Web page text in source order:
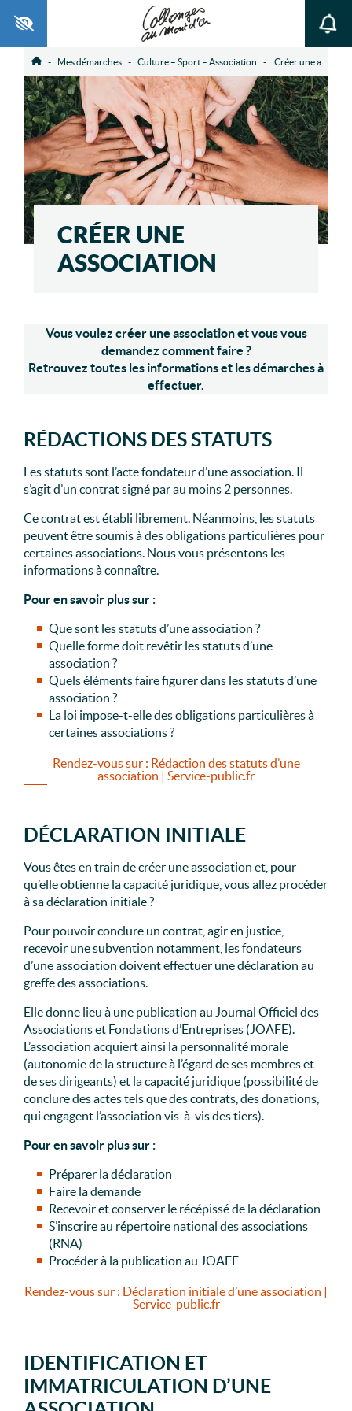
Mes démarches Culture – Sport – Association Créer une
CRÉER UNE
ASSOCIATION
Vous voulez créer une association et vous vous
demandez comment faire ?
Retrouvez toutes les informations et les démarches à
effectuer.
RÉDACTIONS DES STATUTS
Les statuts sont l’acte fondateur d’une association. Il
s’agit d’un contrat signé par au moins 2 personnes.
Ce contrat est établi librement. Néanmoins, les statuts
peuvent être soumis à des obligations particulières pour
certaines associations. Nous vous présentons les
informations à connaître.
Pour en savoir plus sur :
Que sont les statuts d’une association ?
Quelle forme doit revêtir les statuts d’une
association ?
Quels éléments faire figurer dans les statuts d’une
association ?
La loi impose-t-elle des obligations particulières à
certaines associations ?
Rendez-vous sur : Rédaction des statuts d’une
association | Service-public.fr
DÉCLARATION INITIALE
Vous êtes en train de créer une association et, pour
qu’elle obtienne la capacité juridique, vous allez procéder
à sa déclaration initiale ?
Pour pouvoir conclure un contrat, agir en justice,
recevoir une subvention notamment, les fondateurs
d’une association doivent effectuer une déclaration au
greffe des associations.
Elle donne lieu à une publication au Journal Officiel des
Associations et Fondations d’Entreprises (JOAFE).
L’association acquiert ainsi la personnalité morale
(autonomie de la structure à l’égard de ses membres et
de ses dirigeants) et la capacité juridique (possibilité de
conclure des actes tels que des contrats, des donations,
qui engagent l’association vis-à-vis des tiers).
Pour en savoir plus sur :
Préparer la déclaration
Faire la demande
Recevoir et conserver le récépissé de la déclaration
S’inscrire au répertoire national des associations
(RNA)
Procéder à la publication au JOAFE
Rendez-vous sur : Déclaration initiale d’une association |
Service-public.fr
IDENTIFICATION ET
IMMATRICULATION D’UNE
Ouvrir la barre d’outils